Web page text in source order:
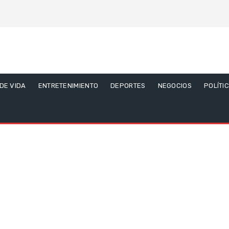
VIDA ENTRETENIMIENTO DEPORTES NEGOCIOS